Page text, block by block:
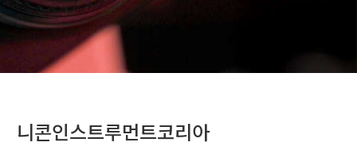
니콘인스트루먼트코리아